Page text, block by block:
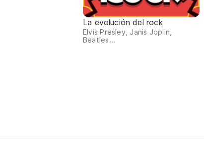
La evolución del rock
Elvis Presley, Janis Joplin,
Beatles...